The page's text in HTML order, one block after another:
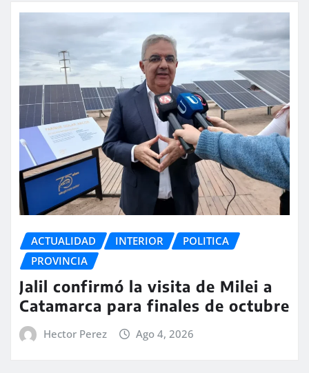
ACTUALIDAD INTERIOR
POLITICA
PROVINCIA
Jalil confirmó la visita de Milei a
Catamarca para finales de octubre
Hector Perez Ago 4, 2026